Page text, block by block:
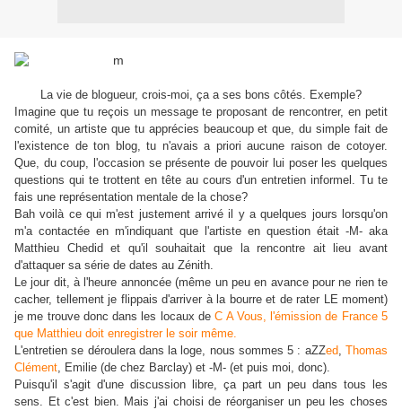
La vie de blogueur, crois-moi, ça a ses bons côtés. Exemple?
Imagine que tu reçois un message te proposant de rencontrer, en petit
comité, un artiste que tu apprécies beaucoup et que, du simple fait de
l'existence de ton blog, tu n'avais a priori aucune raison de cotoyer.
Que, du coup, l'occasion se présente de pouvoir lui poser les quelques
questions qui te trottent en tête au cours d'un entretien informel. Tu te
fais une représentation mentale de la chose?
Bah voilà ce qui m'est justement arrivé il y a quelques jours lorsqu'on
m'a contactée en m'indiquant que l'artiste en question était -M- aka
Matthieu Chedid et qu'il souhaitait que la rencontre ait lieu avant
d'attaquer sa série de dates au Zénith.
Le jour dit, à l'heure annoncée (même un peu en avance pour ne rien te
cacher, tellement je flippais d'arriver à la bourre et de rater LE moment)
je me trouve donc dans les locaux deC A Vous, l'émission de France 5
que Matthieu doit enregistrer le soir même.
L'entretien se déroulera dans la loge, nous sommes 5 : aZZed,Thomas
Clément, Emilie (de chez Barclay) et -M- (et puis moi, donc).
Puisqu'il s'agit d'une discussion libre, ça part un peu dans tous les
sens. Et c'est bien. Mais j'ai choisi de réorganiser un peu les choses